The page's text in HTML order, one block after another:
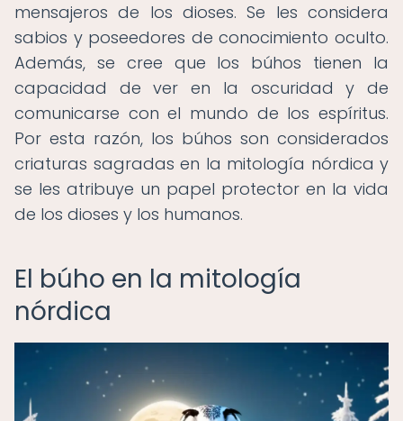
mensajeros de los dioses. Se les considera
sabios y poseedores de conocimiento oculto.
Además, se cree que los búhos tienen la
capacidad de ver en la oscuridad y de
comunicarse con el mundo de los espíritus.
Por esta razón, los búhos son considerados
criaturas sagradas en la mitología nórdica y
se les atribuye un papel protector en la vida
de los dioses y los humanos.
El búho en la mitología
nórdica